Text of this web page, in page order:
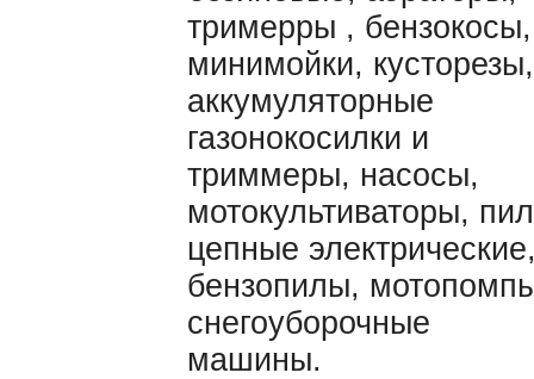
тримерры , бензокосы,
минимойки, кусторезы,
аккумуляторные
газонокосилки и
триммеры, насосы,
мотокультиваторы,
цепные
бензопилы,
снегоуборочные
машины.